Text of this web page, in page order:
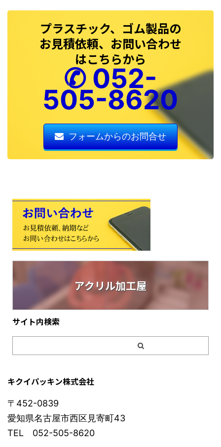
プラスチック、ゴム製品の
お見積依頼、お問い合わせ
はこちらから
✆ 052-
505-8620
フォームからのお問合せ
アクリル加工屋
サイト内検索
キクイパッキン株式会社
〒452-0839
愛知県名古屋市西区見寄町43
TEL 052-505-8620